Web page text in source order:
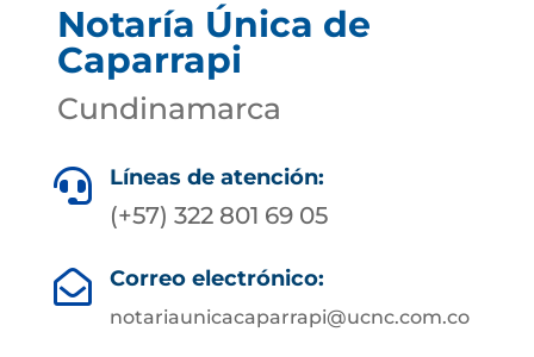
Notaría Única de
Caparrapi
Cundinamarca
 Líneas de atención:
(+57) 322 801 69 05
 Correo electrónico:
notariaunicacaparrapi@ucnc.com.co